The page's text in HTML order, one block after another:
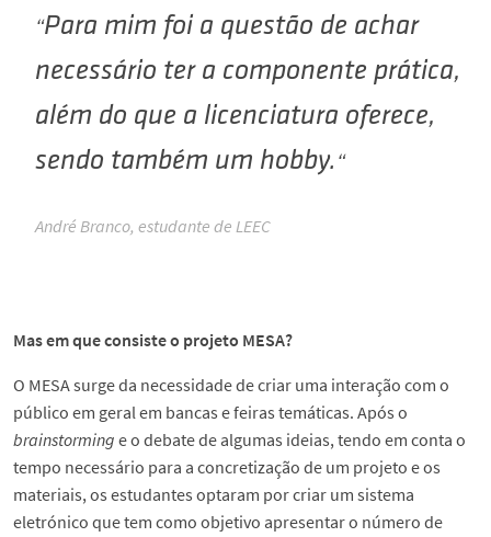
Para mim foi a questão de achar
necessário ter a componente prática,
além do que a licenciatura oferece,
sendo também um hobby.
André Branco, estudante de LEEC
Mas em que consiste o projeto MESA?
O MESA surge da necessidade de criar uma interação com o
público em geral em bancas e feiras temáticas. Após o
brainstorming e o debate de algumas ideias, tendo em conta o
tempo necessário para a concretização de um projeto e os
materiais, os estudantes optaram por criar um sistema
eletrónico que tem como objetivo apresentar o número de